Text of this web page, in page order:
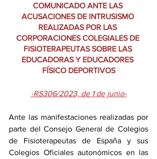
COMUNICADO ANTE LAS
ACUSACIONES DE INTRUSISMO
REALIZADAS POR LAS
CORPORACIONES COLEGIALES DE
FISIOTERAPEUTAS SOBRE LAS
EDUCADORAS Y EDUCADORES
FÍSICO DEPORTIVOS
-RS306/2023, de 1 de junio-
Ante las manifestaciones realizadas por
parte del Consejo General de Colegios
de Fisioterapeutas de España y sus
Colegios Oficiales autonómicos en las